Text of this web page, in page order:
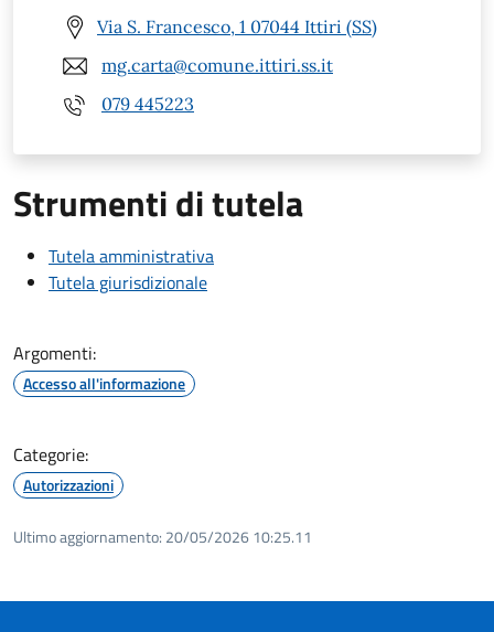
Via S. Francesco, 1 07044 Ittiri (SS)
mg.carta@comune.ittiri.ss.it
079 445223
Strumenti di tutela
Tutela amministrativa
Tutela giurisdizionale
Argomenti:
Accesso all'informazione
Categorie:
Autorizzazioni
Ultimo aggiornamento: 20/05/2026 10:25.11